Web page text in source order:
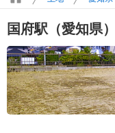
国府駅（愛知県